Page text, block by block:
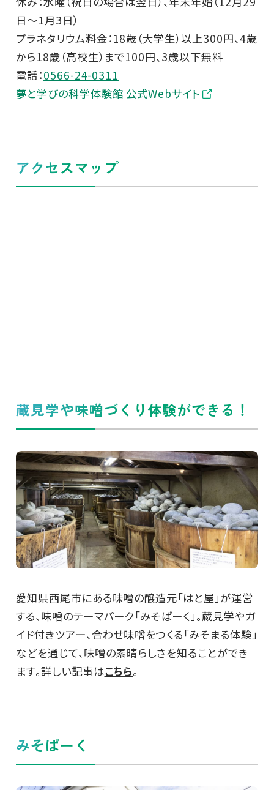
日～1月3日）
プラネタリウム料金：18歳（大学生）以上300円、4歳
から18歳（高校生）まで100円、3歳以下無料
電話：0566-24-0311
夢と学びの科学体験館 公式Webサイト
アクセスマップ
蔵見学や味噌づくり体験ができる！
愛知県西尾市にある味噌の醸造元「はと屋」が運営
する、味噌のテーマパーク「みそぱーく」。蔵見学やガ
イド付きツアー、合わせ味噌をつくる「みそまる体験」
などを通じて、味噌の素晴らしさを知ることができ
ます。詳しい記事はこちら。
みそぱーく